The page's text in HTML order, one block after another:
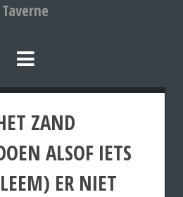
Taverne
ZAND
ALSOF IETS
ER NIET